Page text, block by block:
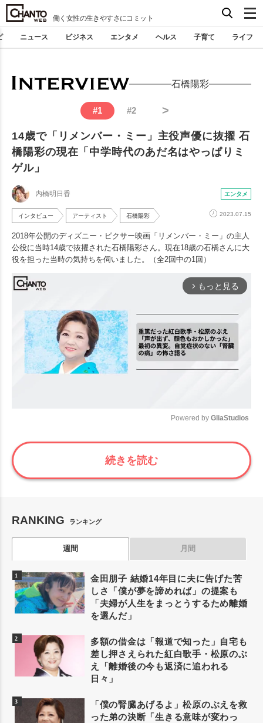
働く女性の生きやすさにコミット
ニュース ビジネス エンタメ ヘルス 子育て ライフ
石橋陽彩
#1 #2 >
14歳で「リメンバー・ミー」主役声優に抜擢 石
橋陽彩の現在「中学時代のあだ名はやっぱりミ
ゲル」
内橋明日香 エンタメ
インタビュー アーティスト 石橋陽彩 2023.07.15
2018年公開のディズニー・ピクサー映画「リメンバー・ミー」の主人
公役に当時14歳で抜擢された石橋陽彩さん。現在18歳の石橋さんに大
役を担った当時の気持ちを伺いました。（全2回中の1回）
arrow_forward_ios もっと見る
Mute
Powered by GliaStudios
続きを読む
RANKING ランキング
週間 月間
金田朋子 結婚14年目に夫に告げた苦
しさ「僕が夢を諦めれば」の提案も
「夫婦が人生をまっとうするため離婚
を選んだ」
多額の借金は「報道で知った」自宅も
差し押さえられた紅白歌手・松原のぶ
え「離婚後の今も返済に追われる
日々」
「僕の腎臓あげるよ」松原のぶえを救
った弟の決断「生きる意味が変わっ